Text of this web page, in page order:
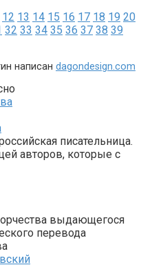
12 13 14 15 16 17 18 19 20
32 33 34 35 36 37 38 39
написан dagondesign.com
писательница.
авторов, которые с
выдающегося
перевода